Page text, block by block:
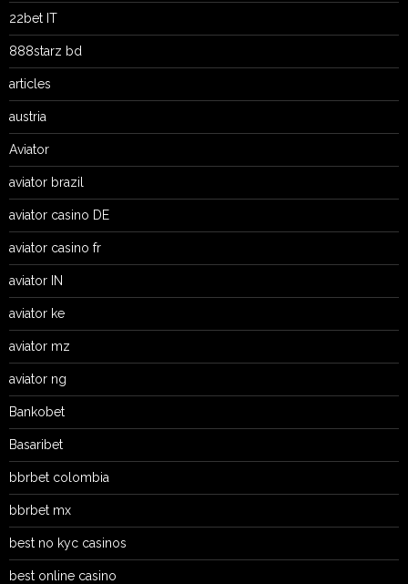
22bet IT
888starz bd
articles
austria
Aviator
aviator brazil
aviator casino DE
aviator casino fr
aviator IN
aviator ke
aviator mz
aviator ng
Bankobet
Basaribet
bbrbet colombia
bbrbet mx
best no kyc casinos
best online casino